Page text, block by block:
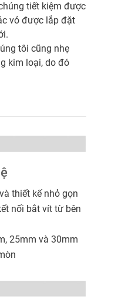
tiết kiệm được
vỏ được lắp đặt
tôi cũng nhẹ
kim loại, do đó
thiết kế nhỏ gọn
nối bắt vít từ bên
25mm và 30mm